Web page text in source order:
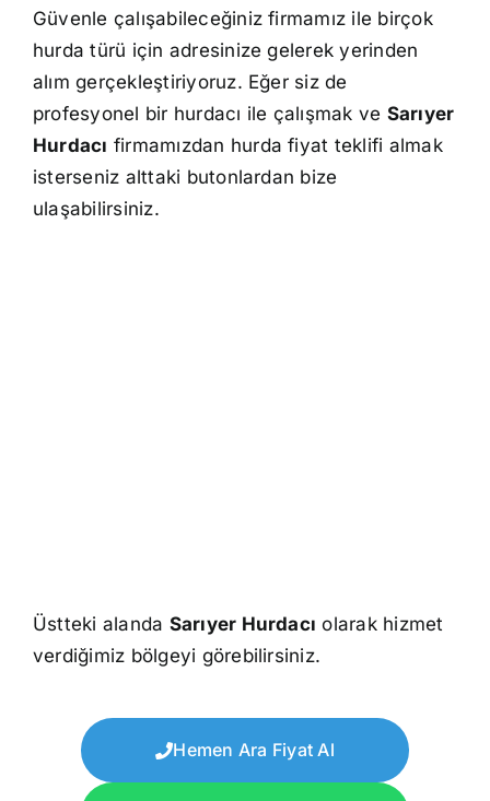
Güvenle çalışabileceğiniz firmamız ile birçok
hurda türü için adresinize gelerek yerinden
alım gerçekleştiriyoruz. Eğer siz de
profesyonel bir hurdacı ile çalışmak ve Sarıyer
Hurdacı firmamızdan hurda fiyat teklifi almak
isterseniz alttaki butonlardan bize
ulaşabilirsiniz.
Üstteki alanda Sarıyer Hurdacı olarak hizmet
verdiğimiz bölgeyi görebilirsiniz.
Hemen Ara Fiyat Al